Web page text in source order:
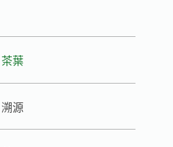
茶葉
溯源